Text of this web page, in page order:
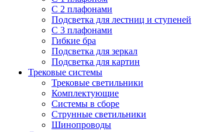
С 2 плафонами
Подсветка для лестниц и ступеней
С 3 плафонами
Гибкие бра
Подсветка для зеркал
Подсветка для картин
Трековые системы
Трековые светильники
Комплектующие
Системы в сборе
Струнные светильники
Шинопроводы